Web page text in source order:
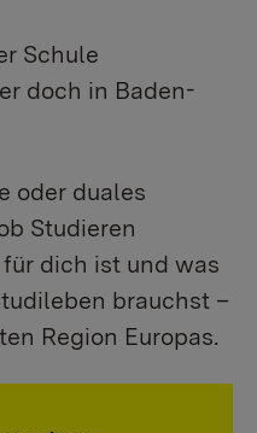
Schule
doch in Baden-
oder duales
Studieren
dich ist und was
brauchst –
Region Europas.